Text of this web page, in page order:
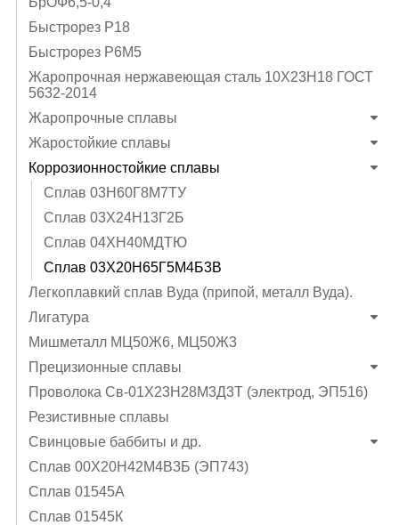
Быстрорез Р18
Быстрорез Р6М5
Жаропрочная нержавеющая сталь 10Х23Н18 ГОСТ
5632-2014
Жаропрочные сплавы
Жаростойкие сплавы
Коррозионностойкие сплавы
Сплав 03Н60Г8М7ТУ
Сплав 03Х24Н13Г2Б
Сплав 04ХН40МДТЮ
Сплав 03Х20Н65Г5М4Б3В
Легкоплавкий сплав Вуда (припой, металл Вуда).
Лигатура
Мишметалл МЦ50Ж6, МЦ50Ж3
Прецизионные сплавы
Проволока Св-01Х23Н28М3Д3Т (электрод, ЭП516)
Резистивные сплавы
Свинцовые баббиты и др.
Сплав 00Х20Н42М4В3Б (ЭП743)
Сплав 01545А
Сплав 01545К